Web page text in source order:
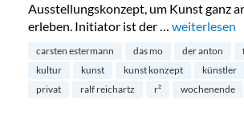
Ausstellungskonzept, um Kunst ganz
erleben. Initiator ist der … „Zu Besuch
weiterlesen
carsten estermann das mo der anton
kultur
kunst kunst konzept künstler
privat
ralf reichartz r² wochenende